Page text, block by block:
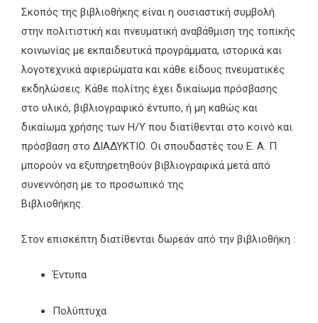
Σκοπός της βιβλιοθήκης είναι η ουσιαστική συμβολή
στην πολιτιστική και πνευματική αναβάθμιση της τοπικής
κοινωνίας με εκπαιδευτικά προγράμματα, ιστορικά και
λογοτεχνικά αφιερώματα και κάθε είδους πνευματικές
εκδηλώσεις. Κάθε πολίτης έχει δικαίωμα πρόσβασης
στο υλικό, βιβλιογραφικό έντυπο, ή μη καθώς και
δικαίωμα χρήσης των Η/Υ που διατίθενται στο κοινό και
πρόσβαση στο ΔΙΑΔΥΚΤΙΟ. Οι σπουδαστές του Ε. Α. Π
μπορούν να εξυπηρετηθούν βιβλιογραφικά μετά από
συνεννόηση με το προσωπικό της
Βιβλιοθήκης.
Στον επισκέπτη διατίθενται δωρεάν από την βιβλιοθήκη :
Έντυπα
Πολύπτυχα